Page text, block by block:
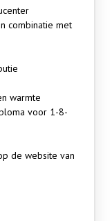
combinatie met
warmte
voor 1-8-
de website van